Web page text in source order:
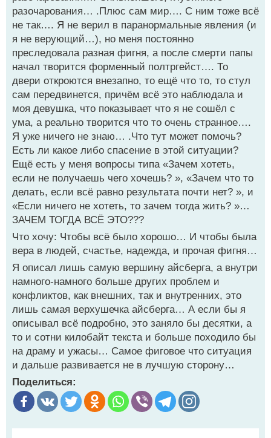
разочарования… .Плюс сам мир…. С ним тоже всё
не так…. Я не верил в паранормальные явления (и
я не верующий…), но меня постоянно
преследовала разная фигня, а после смерти папы
начал творится форменный полтргейст…. То
двери откроются внезапно, то ещё что то, то стул
сам передвинется, причём всё это наблюдала и
моя девушка, что показывает что я не сошёл с
ума, а реально творится что то очень странное….
Я уже ничего не знаю… .Что тут может помочь?
Есть ли какое либо спасение в этой ситуации?
Ещё есть у меня вопросы типа «Зачем хотеть,
если не получаешь чего хочешь? », «Зачем что то
делать, если всё равно результата почти нет? », и
«Если ничего не хотеть, то зачем тогда жить? »…
ЗАЧЕМ ТОГДА ВСЁ ЭТО???
Что хочу: Чтобы всё было хорошо… И чтобы была
вера в людей, счастье, надежда, и прочая фигня…
Я описал лишь самую вершину айсберга, а внутри
намного-намного больше других проблем и
конфликтов, как внешних, так и внутренних, это
лишь самая верхушечка айсберга… А если бы я
описывал всё подробно, это заняло бы десятки, а
то и сотни килобайт текста и больше походило бы
на драму и ужасы… Самое фиговое что ситуация
и дальше развивается не в лучшую сторону…
Поделиться: